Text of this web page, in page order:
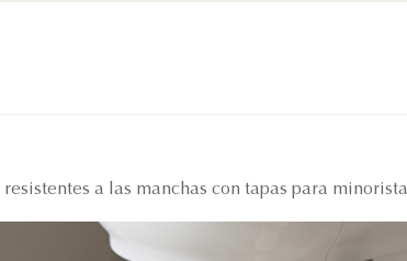
a las manchas con tapas para